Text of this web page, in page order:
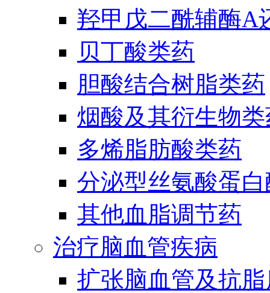
羟甲戊二酰辅酶A
贝丁酸类药
胆酸结合树脂类药
烟酸及其衍生物
多烯脂肪酸类药
分泌型丝氨酸蛋
其他血脂调节药
治疗脑血管疾病
扩张脑血管及抗